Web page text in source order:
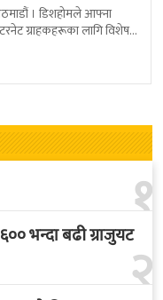
। डिशहोमले आफ्ना
ग्राहकहरूका लागि विशेष
१
२
भन्दा बढी ग्राजुयट